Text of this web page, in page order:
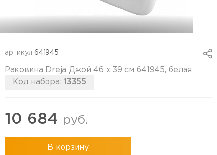
артикул 641945
Раковина Dreja Джой 46 x 39 см 641945, белая
Код набора: 13355
10 684 руб.
В корзину